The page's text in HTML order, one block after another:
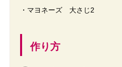
・マヨネーズ 大さじ2
作り方